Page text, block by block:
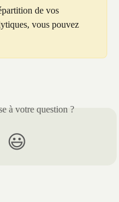
de vos
vous pouvez
à votre question ?
😃